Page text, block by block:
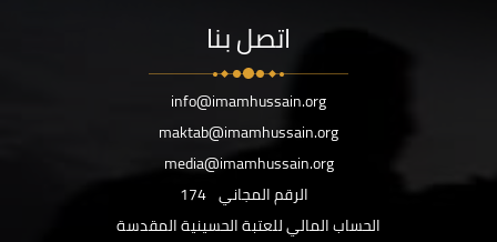
اتصل بنا
info@imamhussain.org
maktab@imamhussain.org
media@imamhussain.org
الرقم المجاني 174
الحساب المالي للعتبة الحسينية المقدسة